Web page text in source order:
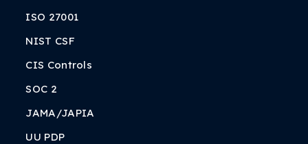
ISO 27001
NIST CSF
CIS Controls
SOC 2
JAMA/JAPIA
UU PDP